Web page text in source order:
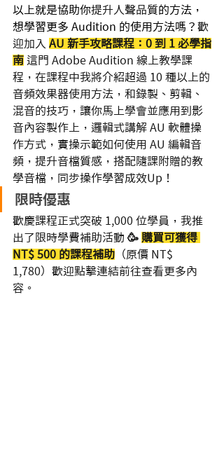
以上就是協助你提升人聲品質的方法，
想學習更多 Audition 的使用方法嗎？ 歡
迎加入 AU 新手攻略課程：0 到 1 必學指
南 這門 Adobe Audition 線上教學課
程，在課程中我將介紹超過 10 種以上的
音頻效果器使用方法，和錄製、剪輯、
混音的技巧，讓你馬上學會並應用到影
音內容製作上，邏輯式講解 AU 軟體操
作方式，實操示範如何使用 AU 編輯音
頻，提升音檔質感，搭配隨課附贈的教
學音檔，同步操作學習成效Up！
限時優惠
歡慶課程正式突破 1,000 位學員，我推
出了限時學費補助活動 🥳️ 購買可獲得
NT$ 500 的課程補助 （原價 NT$
1,780）歡迎點擊連結前往查看更多內
容。